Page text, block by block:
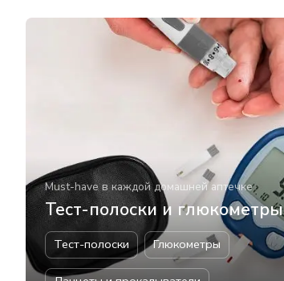
Must-have в каждой домашней аптечке
Тест-полоски и глюкометры
Тест-полоски Глюкометры